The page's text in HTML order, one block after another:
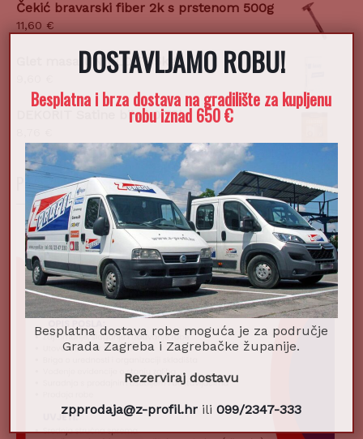
Čekić bravarski fiber 2k s prstenom 500g
11,60 €
Glet masa UNIFLOTT 5kg
DEKORIT Satine bijeli 0,75l
POSTANI DIO NAŠEG TIMA!
DOSTAVLJAMO ROBU!
Besplatna i brza dostava na gradilište za kupljenu
robu iznad 650 €
Besplatna dostava robe moguća je za područje
Grada Zagreba i Zagrebačke županije.
Rezerviraj dostavu
zpprodaja@z-profil.hr ili099/2347-333